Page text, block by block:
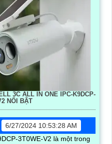
3C ALL IN ONE IPC-K9DCP-
NỔI BẬT
6/27/2024 10:53:28 AM
3T0WE-V2 là một trong